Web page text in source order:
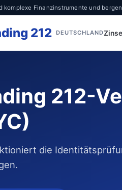
komplexe Finanzinstrumente und
212 DEUTSCHLAND
212-
die